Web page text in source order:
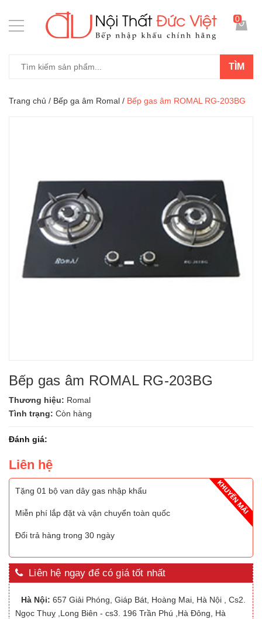
TÌM
0
Trang chủ / Bếp ga âm Romal / Bếp gas âm ROMAL RG-203BG
Bếp gas âm ROMAL RG-203BG
Thương hiệu: Romal
Tình trạng: Còn hàng
Đánh giá:
Liên hệ
Tặng 01 bộ van dây gas nhập khẩu
Miễn phí lắp đặt và vận chuyển toàn quốc
Đổi trả hàng trong 30 ngày
Liên hệ ngay để có giá tốt nhất
Hà Nội: 657 Giải Phóng, Giáp Bát, Hoàng Mai, Hà Nội , Cs2.
Ngọc Thuỵ ,Long Biên - cs3. 196 Trần Phú ,Hà Đông, Hà